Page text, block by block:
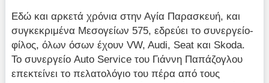
Εδώ και αρκετά χρόνια στην Αγία Παρασκευή, και
συγκεκριμένα Μεσογείων 575, εδρεύει το συνεργείο-
φίλος, όλων όσων έχουν VW, Audi, Seat και Skoda.
Το συνεργείο Auto Service του Γιάννη Παπάζογλου
επεκτείνει το πελατολόγιο του πέρα από τους